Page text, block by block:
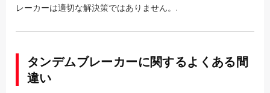
レーカーは適切な解決策ではありません。.
タンデムブレーカーに関するよくある間
違い